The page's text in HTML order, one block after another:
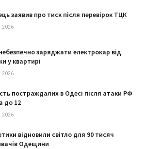
заявив про тиск після перевірок ТЦК
заряджати електрокар від
у квартирі
постраждалих в Одесі після атаки РФ
до 12
відновили світло для 90 тисяч
Одещини